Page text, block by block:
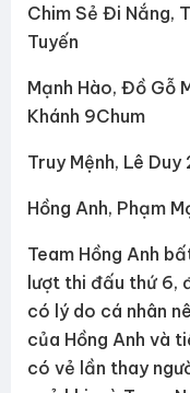
Chim Sẻ Đi Nắng,
Tuyến
Mạnh Hào, Đồ Gỗ
Khánh 9Chum
Truy Mệnh, Lê Duy
Hồng Anh, Phạm
Team Hồng Anh
lượt thi đấu thứ 6,
có lý do cá nhân
của Hồng Anh và
có vẻ lần thay